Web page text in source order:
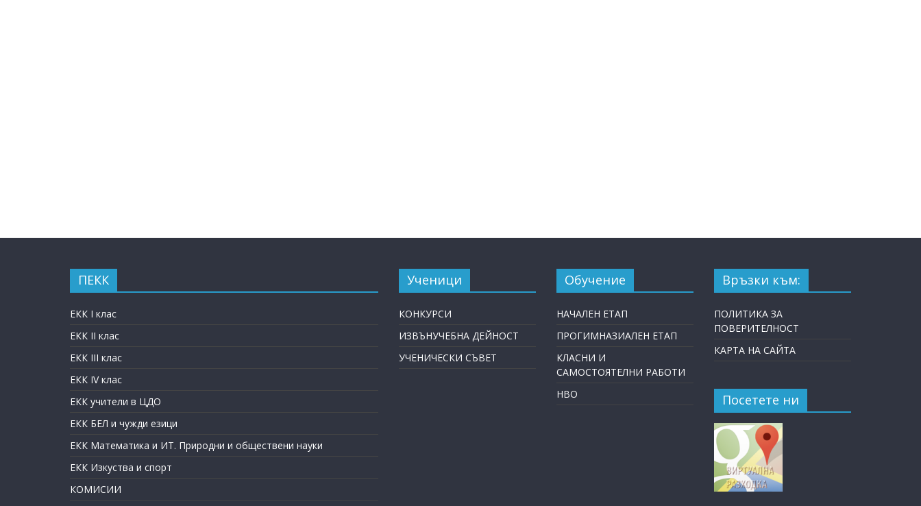
ПЕКК
ЕКК I клас
ЕКК II клас
ЕКК III клас
ЕКК IV клас
ЕКК учители в ЦДО
ЕКК БЕЛ и чужди езици
ЕКК Математика и ИТ. Природни и обществени науки
ЕКК Изкуства и спорт
КОМИСИИ
Ученици
КОНКУРСИ
ИЗВЪНУЧЕБНА ДЕЙНОСТ
УЧЕНИЧЕСКИ СЪВЕТ
Обучение
НАЧАЛЕН ЕТАП
ПРОГИМНАЗИАЛЕН ЕТАП
КЛАСНИ И
САМОСТОЯТЕЛНИ РАБОТИ
НВО
Връзки към:
ПОЛИТИКА ЗА
ПОВЕРИТЕЛНОСТ
КАРТА НА САЙТА
Посетете ни